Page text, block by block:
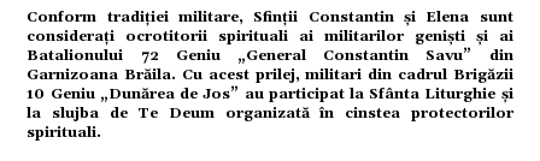
Conform tradiției militare, Sfinții Constantin și Elena sunt
considerați ocrotitorii spirituali ai militarilor geniști și ai
Batalionului 72 Geniu „General Constantin Savu” din
Garnizoana Brăila. Cu acest prilej, militari din cadrul Brigăzii
10 Geniu „Dunărea de Jos” au participat la Sfânta Liturghie și
la slujba de Te Deum organizată în cinstea protectorilor
spirituali.